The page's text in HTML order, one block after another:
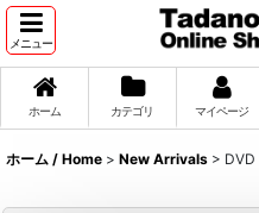
メニュー
ホーム カテゴリ マイページ
ホーム / Home > New Arrivals > DVD